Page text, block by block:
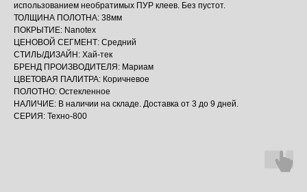
использованием необратимых ПУР клеев. Без пустот.
ТОЛЩИНА ПОЛОТНА: 38мм
ПОКРЫТИЕ: Nanotex
ЦЕНОВОЙ СЕГМЕНТ: Средний
СТИЛЬ/ДИЗАЙН: Хай-тек
БРЕНД ПРОИЗВОДИТЕЛЯ: Мариам
ЦВЕТОВАЯ ПАЛИТРА: Коричневое
ПОЛОТНО: Остекленное
НАЛИЧИЕ: В наличии на складе. Доставка от 3 до 9 дней.
СЕРИЯ: Техно-800